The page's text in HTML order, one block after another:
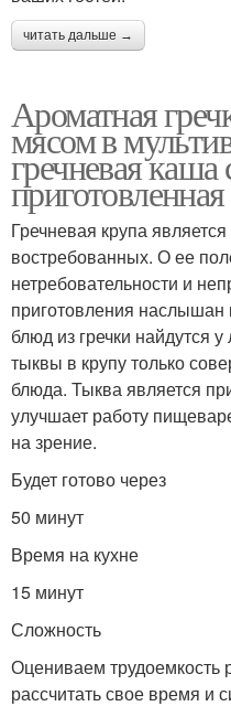
читать дальше →
Ароматная
мясом в
гречневая
Гречневая крупа
востребованных. О ее
нетребовательности и
приготовления
блюд из гречки найдутся
тыквы в крупу только
блюда. Тыква является
улучшает работу
на зрение.
Будет готово через
50 минут
Время на кухне
15 минут
Сложность
Оцениваем трудоемкость
рассчитать свое время и